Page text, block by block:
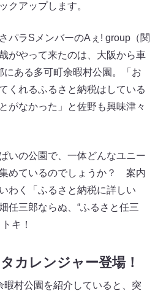
クアップします。
パラSメンバーのAぇ! group（関
がやって来たのは、大阪から車
にある多可町余暇村公園。「お
くれるふるさと納税はしている
がなかった」と佐野も興味津々
いの公園で、一体どんなユニー
めているのでしょうか？ 案内
わく「ふるさと納税に詳しい
三郎ならぬ、“ふるさと任三
トキ！
カレンジャー登場！
村公園を紹介していると、突